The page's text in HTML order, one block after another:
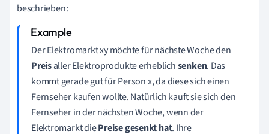
beschrieben:
Der Elektromarkt xy möchte für nächste Woche den
Preisaller Elektroprodukte erheblichsenken. Das
kommt gerade gut für Person x, da diese sich einen
Fernseher kaufen wollte. Natürlich kauft sie sich den
Fernseher in der nächsten Woche, wenn der
Elektromarkt diePreise gesenkt hat. Ihre